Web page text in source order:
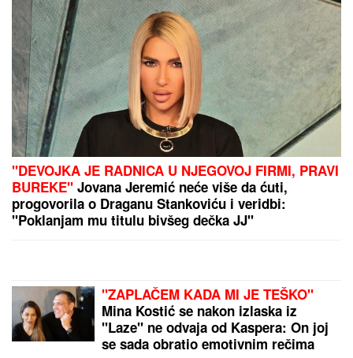
"DEVOJKA JE RADNICA U NJEGOVOJ FIRMI, PRAVI
BUREKE" Jovana Jeremić neće više da ćuti,
progovorila o Draganu Stankoviću i veridbi:
"Poklanjam mu titulu bivšeg dečka JJ"
"ZAPLAČEM KADA MI JE TEŠKO"
Mina Kostić se nakon izlaska iz
"Laze" ne odvaja od Kaspera: On joj
se sada obratio emotivnim rečima